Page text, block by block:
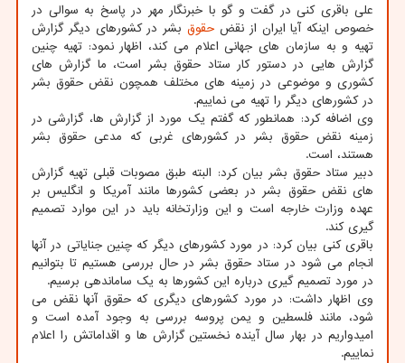
علی باقری کنی در گفت و گو با خبرنگار مهر در پاسخ به سوالی در
خصوص اینکه آیا ایران از نقض حقوقبشر در کشورهای دیگر گزارش
تهیه و به سازمان های جهانی اعلام می کند، اظهار نمود: تهیه چنین
گزارش هایی در دستور کار ستاد حقوق بشر است، ما گزارش های
کشوری و موضوعی در زمینه های مختلف همچون نقض حقوق بشر
در کشورهای دیگر را تهیه می نماییم.
وی اضافه کرد: همانطور که گفتم یک مورد از گزارش ها، گزارشی در
زمینه نقض حقوق بشر در کشورهای غربی که مدعی حقوق بشر
هستند، است.
دبیر ستاد حقوق بشر بیان کرد: البته طبق مصوبات قبلی تهیه گزارش
های نقض حقوق بشر در بعضی کشورها مانند آمریکا و انگلیس بر
عهده وزارت خارجه است و این وزارتخانه باید در این موارد تصمیم
گیری کند.
باقری کنی بیان کرد: در مورد کشورهای دیگر که چنین جنایاتی در آنها
انجام می شود در ستاد حقوق بشر در حال بررسی هستیم تا بتوانیم
در مورد تصمیم گیری درباره این کشورها به یک ساماندهی برسیم.
وی اظهار داشت: در مورد کشورهای دیگری که حقوق آنها نقض می
شود، مانند فلسطین و یمن پروسه بررسی به وجود آمده است و
امیدواریم در بهار سال آینده نخستین گزارش ها و اقداماتش را اعلام
نماییم.